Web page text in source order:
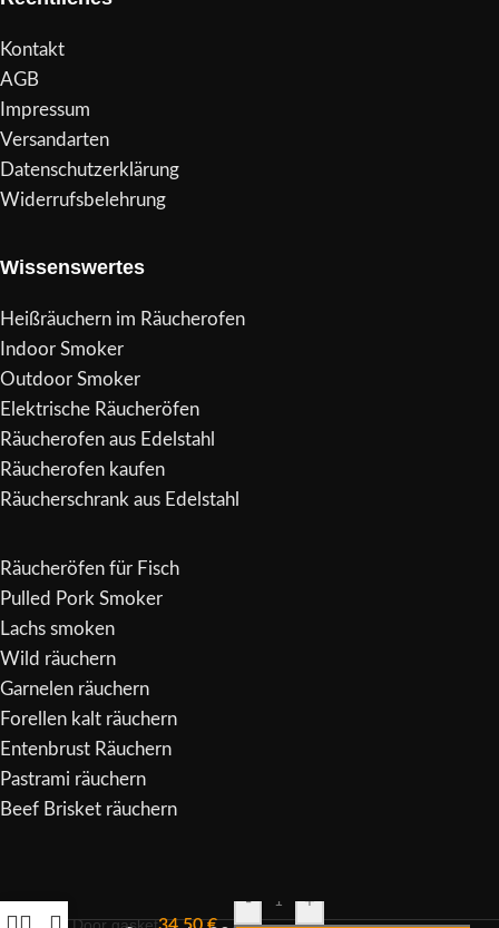
Kontakt
AGB
Impressum
Versandarten
Datenschutzerklärung
Widerrufsbelehrung
Wissenswertes
Heißräuchern im Räucherofen
Indoor Smoker
Outdoor Smoker
Elektrische Räucheröfen
Räucherofen aus Edelstahl
Räucherofen kaufen
Räucherschrank aus Edelstahl
Räucheröfen für Fisch
Pulled Pork Smoker
Lachs smoken
Wild räuchern
Garnelen räuchern
Forellen kalt räuchern
Entenbrust Räuchern
Pastrami räuchern
Beef Brisket räuchern
Door gasket34,50€
- +